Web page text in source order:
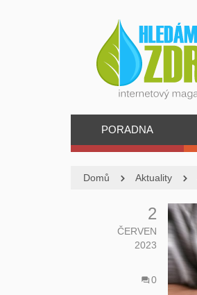
PORADNA
Domů Aktuality
2
ČERVEN
2023
0